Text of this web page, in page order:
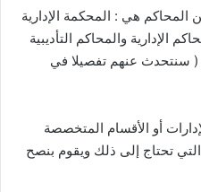
المحاكم هي : المحكمة الإدارية
الإدارية والمحاكم التأديبية
( سنتحدث عنهم تفصيلا في
أو الأقسام المتخصصة
التي تحتاج إلى ذلك ويقوم بنصح